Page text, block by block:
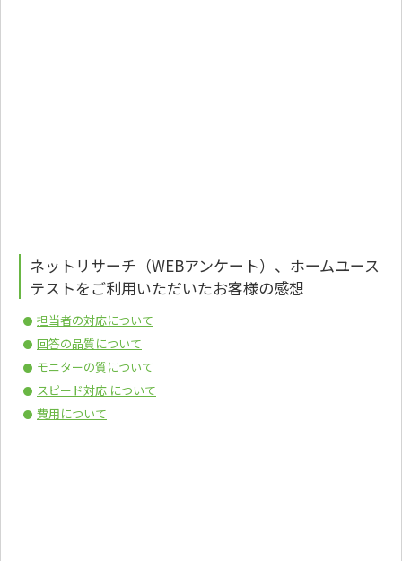
ネットリサーチ（WEBアンケート）、ホームユース
テストをご利用いただいたお客様の感想
担当者の対応について
回答の品質について
モニターの質について
スピード対応 について
費用について